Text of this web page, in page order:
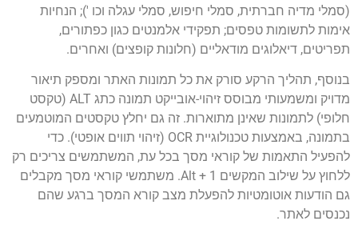
(סמלי מדיה חברתית, סמלי חיפוש, סמלי עגלה וכו '); הנחיות
אימות לתשומות טפסים; תפקידי אלמנטים כגון כפתורים,
תפריטים, דיאלוגים מודאליים (חלונות קופצים) ואחרים.
בנוסף, תהליך הרקע סורק את כל תמונות האתר ומספק תיאור
מדויק ומשמעותי מבוסס זיהוי-אובייקט תמונה כתג ALT (טקסט
חלופי) לתמונות שאינן מתוארות. זה גם יחלץ טקסטים המוטמעים
בתמונה, באמצעות טכנולוגיית OCR (זיהוי תווים אופטי). כדי
להפעיל התאמות של קוראי מסך בכל עת, המשתמשים צריכים רק
ללחוץ על שילוב המקשים Alt + 1. משתמשי קוראי מסך מקבלים
גם הודעות אוטומטיות להפעלת מצב קורא המסך ברגע שהם
נכנסים לאתר.